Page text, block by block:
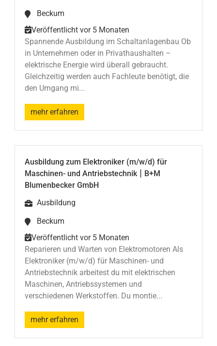
Beckum
Veröffentlicht vor 5 Monaten
Spannende Ausbildung im Schaltanlagenbau Ob
in Unternehmen oder in Privathaushalten –
elektrische Energie wird überall gebraucht.
Gleichzeitig werden auch Fachleute benötigt, die
den Umgang mi...
mehr erfahren
Ausbildung zum Elektroniker (m/w/d) für
Maschinen- und Antriebstechnik| B+M
Blumenbecker GmbH
Ausbildung
Beckum
Veröffentlicht vor 5 Monaten
Reparieren und Warten von Elektromotoren Als
Elektroniker (m/w/d) für Maschinen- und
Antriebstechnik arbeitest du mit elektrischen
Maschinen, Antriebssystemen und
verschiedenen Werkstoffen. Du montie...
mehr erfahren